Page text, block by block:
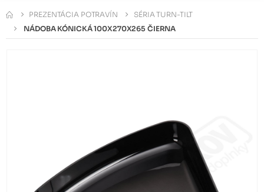
PREZENTÁCIA POTRAVÍN
SÉRIA TURN-TILT
NÁDOBA KÓNICKÁ 100X270X265 ČIERNA